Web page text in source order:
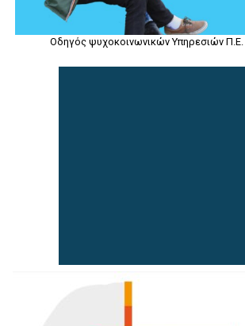
Οδηγός ψυχοκοινωνικών Υπηρεσιών